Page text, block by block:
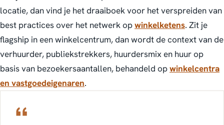
locatie, dan vind je het draaiboek voor het verspreiden van
best practices over het netwerk opwinkelketens. Zit je
flagship in een winkelcentrum, dan wordt de context van de
verhuurder, publiekstrekkers, huurdersmix en huur op
basis van bezoekersaantallen, behandeld opwinkelcentra
en vastgoedeigenaren.